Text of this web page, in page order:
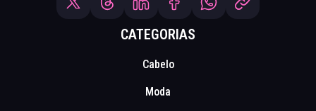
CATEGORIAS
Cabelo
Moda